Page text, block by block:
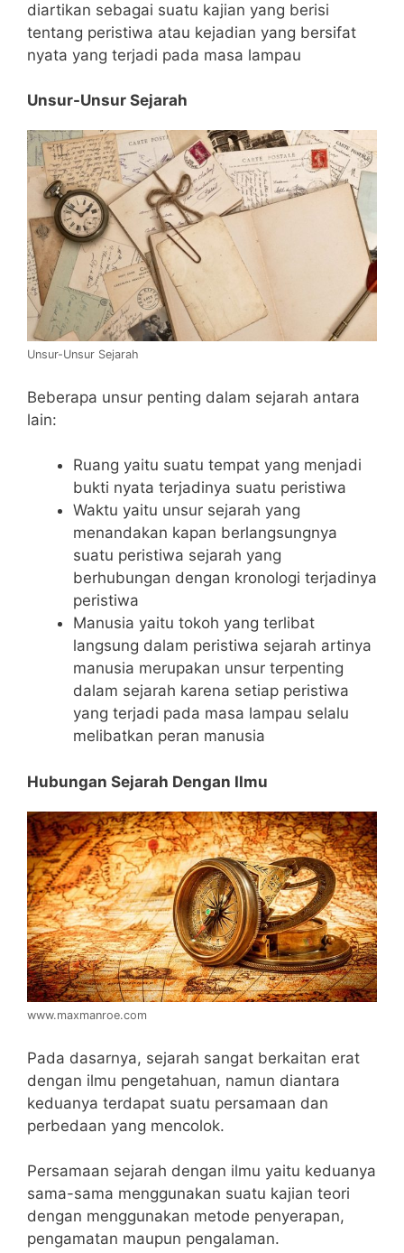
diartikan sebagai suatu kajian yang berisi
tentang peristiwa atau kejadian yang bersifat
nyata yang terjadi pada masa lampau
Unsur-Unsur Sejarah
Unsur-Unsur Sejarah
Beberapa unsur penting dalam sejarah antara
lain:
Ruang yaitu suatu tempat yang menjadi
bukti nyata terjadinya suatu peristiwa
Waktu yaitu unsur sejarah yang
menandakan kapan berlangsungnya
suatu peristiwa sejarah yang
berhubungan dengan kronologi terjadinya
peristiwa
Manusia yaitu tokoh yang terlibat
langsung dalam peristiwa sejarah artinya
manusia merupakan unsur terpenting
dalam sejarah karena setiap peristiwa
yang terjadi pada masa lampau selalu
melibatkan peran manusia
Hubungan Sejarah Dengan Ilmu
www.maxmanroe.com
Pada dasarnya, sejarah sangat berkaitan erat
dengan ilmu pengetahuan, namun diantara
keduanya terdapat suatu persamaan dan
perbedaan yang mencolok.
Persamaan sejarah dengan ilmu yaitu keduanya
sama-sama menggunakan suatu kajian teori
dengan menggunakan metode penyerapan,
pengamatan maupun pengalaman.